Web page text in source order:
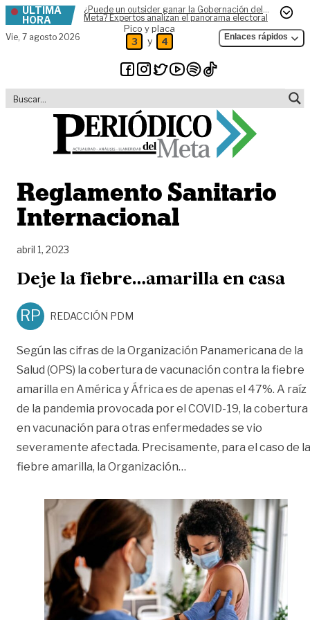
Skip to content
ÚLTIMA
HORA
¿Puede un outsider ganar la Gobernación del
Meta? Expertos analizan el panorama electoral
Vie, 7 agosto 2026
Pico y placa
3 y 4 Enlaces rápidos
Reglamento Sanitario
Internacional
abril 1, 2023
Deje la fiebre…amarilla en casa
RP REDACCIÓN PDM
Según las cifras de la Organización Panamericana de la
Salud (OPS) la cobertura de vacunación contra la fiebre
amarilla en América y África es de apenas el 47%. A raíz
de la pandemia provocada por el COVID-19, la cobertura
en vacunación para otras enfermedades se vio
severamente afectada. Precisamente, para el caso de la
fiebre amarilla, la Organización…